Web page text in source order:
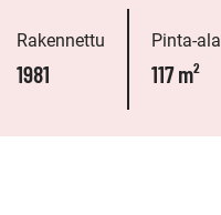
Rakennettu
1981
Pinta-ala
117 m²